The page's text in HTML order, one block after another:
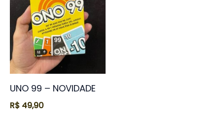
UNO 99 – NOVIDADE
R$ 49,90